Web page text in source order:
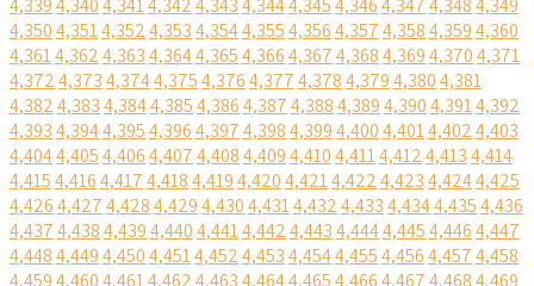
4,3394,3404,3414,3424,3434,3444,3454,3464,3474,3484,349
4,3504,3514,3524,3534,3544,3554,3564,3574,3584,3594,360
4,3614,3624,3634,3644,3654,3664,3674,3684,3694,3704,371
4,3724,3734,3744,3754,3764,3774,3784,3794,3804,381
4,3824,3834,3844,3854,3864,3874,3884,3894,3904,3914,392
4,3934,3944,3954,3964,3974,3984,3994,4004,4014,4024,403
4,4044,4054,4064,4074,4084,4094,4104,4114,4124,4134,414
4,4154,4164,4174,4184,4194,4204,4214,4224,4234,4244,425
4,4264,4274,4284,4294,4304,4314,4324,4334,4344,4354,436
4,4374,4384,4394,4404,4414,4424,4434,4444,4454,4464,447
4,4484,4494,4504,4514,4524,4534,4544,4554,4564,4574,458